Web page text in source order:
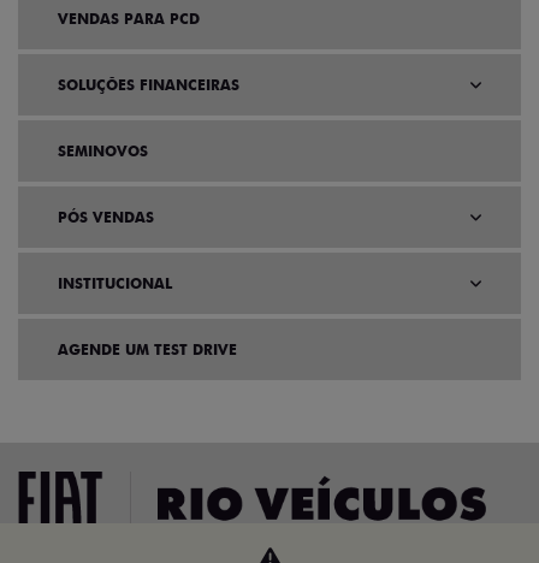
VENDAS PARA PCD
SOLUÇÕES FINANCEIRAS
SEMINOVOS
PÓS VENDAS
INSTITUCIONAL
AGENDE UM TEST DRIVE